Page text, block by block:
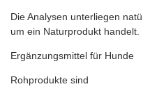
Die Analysen unterliegen
um ein Naturprodukt handelt.
Ergänzungsmittel für Hunde
Rohprodukte sind